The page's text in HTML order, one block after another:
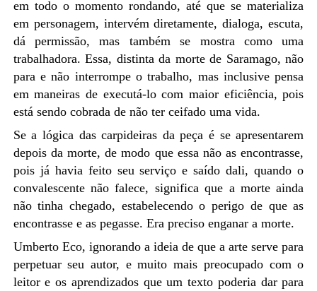
em todo o momento rondando, até que se materializa
em personagem, intervém diretamente, dialoga, escuta,
dá permissão, mas também se mostra como uma
trabalhadora. Essa, distinta da morte de Saramago, não
para e não interrompe o trabalho, mas inclusive pensa
em maneiras de executá-lo com maior eficiência, pois
está sendo cobrada de não ter ceifado uma vida.
Se a lógica das carpideiras da peça é se apresentarem
depois da morte, de modo que essa não as encontrasse,
pois já havia feito seu serviço e saído dali, quando o
convalescente não falece, significa que a morte ainda
não tinha chegado, estabelecendo o perigo de que as
encontrasse e as pegasse. Era preciso enganar a morte.
Umberto Eco, ignorando a ideia de que a arte serve para
perpetuar seu autor, e muito mais preocupado com o
leitor e os aprendizados que um texto poderia dar para